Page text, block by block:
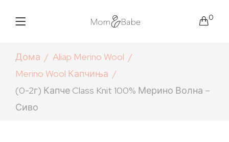
0
Дома
Aliap Merino Wool
Merino Wool Капчиња
(0-2г) Капче Class Knit 100% Мерино Волна –
Сиво